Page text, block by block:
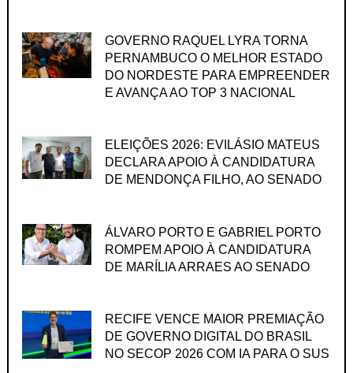
GOVERNO RAQUEL LYRA TORNA
PERNAMBUCO O MELHOR ESTADO
DO NORDESTE PARA EMPREENDER
E AVANÇA AO TOP 3 NACIONAL
ELEIÇÕES 2026: EVILÁSIO MATEUS
DECLARA APOIO À CANDIDATURA
DE MENDONÇA FILHO, AO SENADO
ÁLVARO PORTO E GABRIEL PORTO
ROMPEM APOIO À CANDIDATURA
DE MARÍLIA ARRAES AO SENADO
RECIFE VENCE MAIOR PREMIAÇÃO
DE GOVERNO DIGITAL DO BRASIL
NO SECOP 2026 COM IA PARA O SUS